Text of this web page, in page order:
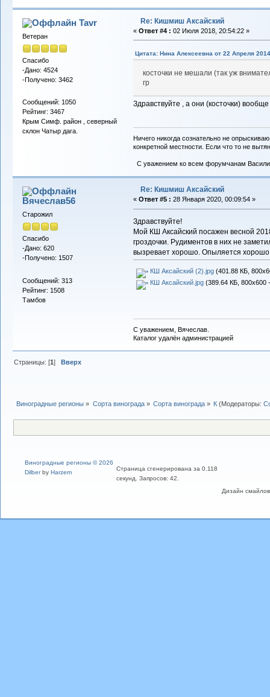
Tavr
Ветеран
Спасибо
-Дано: 4524
-Получено: 3462
Сообщений: 1050
Рейтинг: 3467
Крым Симф. район , северный
склон Чатыр дага.
Re: Кишмиш Аксайский
« Ответ #4 : 02 Июля 2018, 20:54:22 »
Цитата: Нина Алексеевна от 22 Апреля
косточки не мешали (так уж
гр
Здравствуйте , а они (косточки)
Ничего никогда сознательно не
конкретной местности. Если что то не
С уважением ко всем форумчанам
Вячеслав56
Старожил
Спасибо
-Дано: 620
-Получено: 1507
Сообщений: 313
Рейтинг: 1508
Тамбов
Re: Кишмиш Аксайский
« Ответ #5 : 28 Января 2020, 00:09:54 »
Здравствуйте!
Мой КШ Аксайский посажен весной
гроздочки. Рудиментов в них не
вызревает хорошо. Опыляется
КШ Аксайский (2).jpg(401.88 КБ,
КШ Аксайский.jpg(389.64 КБ, 800x600
С уважением, Вячеслав.
Каталог удалён администрацией
Страницы: [1] Вверх
Виноградные регионы » Сорта винограда» Сорта винограда» К (Модераторы:
Дизайн
Виноградные регионы © 2026
Dilberby Harzem
Страница сгенерирована за 0.118
секунд. Запросов: 42.